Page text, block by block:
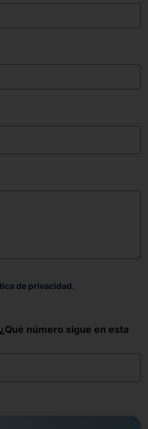
de privacidad.
número sigue en esta